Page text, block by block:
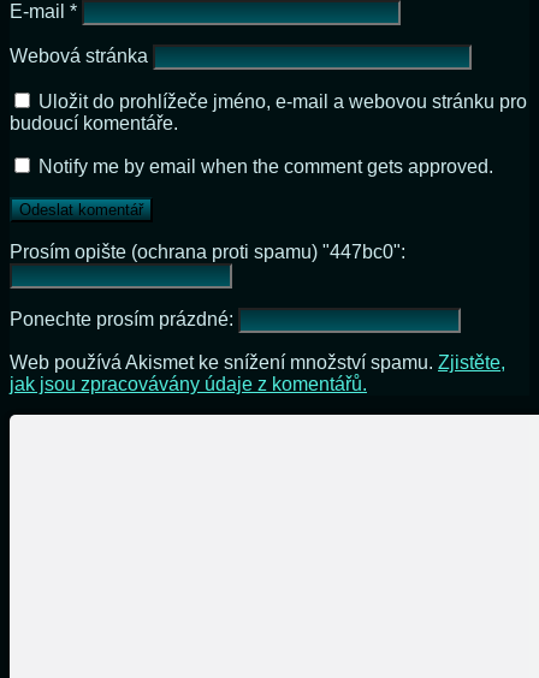
E-mail *
Webová stránka
Uložit do prohlížeče jméno, e-mail a webovou stránku pro
budoucí komentáře.
Notify me by email when the comment gets approved.
Prosím opište (ochrana proti spamu) "447bc0":
Ponechte prosím prázdné:
Web používá Akismet ke snížení množství spamu. Zjistěte,
jak jsou zpracovávány údaje z komentářů.